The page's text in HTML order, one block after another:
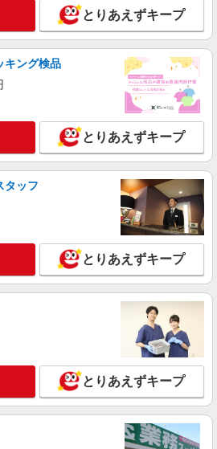
1600円 ★月収例：268,800円⇒時給1600
日
板橋区
詳細を見る
ナーズ株式会社
1,700円以上 ※当社規定あり
都板橋区／最寄駅：浮間舟渡駅、北赤羽駅
詳細を見る
での一般事務
1500円 ★月収例：220,500円=時給1500
板橋区
詳細を見る
とりあえずキープ
キング検品
とりあえずキープ
タッフ
とりあえずキープ
とりあえずキープ